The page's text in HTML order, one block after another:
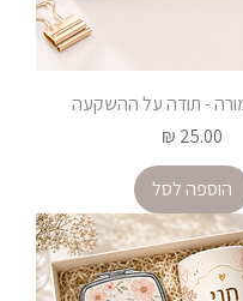
- תודה על ההשקעה
מחיר
הוספה לסל